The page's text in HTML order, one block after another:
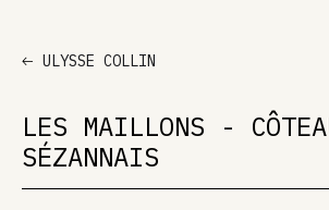
ULYSSE COLLIN
LES MAILLONS -
SÉZANNAIS